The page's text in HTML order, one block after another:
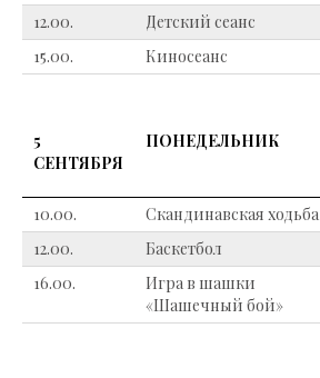
12.00. Детский сеанс
15.00.
Киносеанс
5
СЕНТЯБРЯ
ПОНЕДЕЛЬНИК
10.00. Скандинавская ходьба
12.00.
Баскетбол
16.00.
Игра в шашки
«Шашечный бой»